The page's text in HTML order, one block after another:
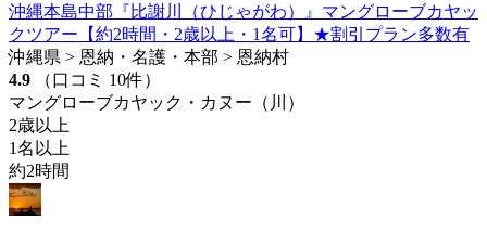
沖縄本島中部『比謝川（ひじゃがわ）』マングローブカヤッ
クツアー【約2時間・2歳以上・1名可】★割引プラン多数有
沖縄県 > 恩納・名護・本部 > 恩納村
4.9
（口コミ 10件）
マングローブカヤック・カヌー（川）
2歳以上
1名以上
約2時間